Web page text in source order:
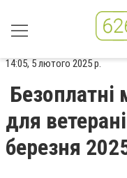
14:05, 5 лютого 2025 р.
Безоплатні
для
березня